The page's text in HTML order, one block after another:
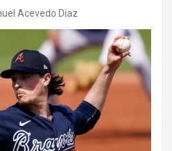
Acevedo Diaz